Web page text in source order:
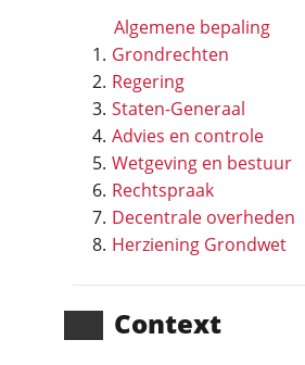
Algemene bepaling
Grondrechten
Regering
Staten-Generaal
Advies en controle
Wetgeving en bestuur
Rechtspraak
Decentrale overheden
Herziening Grondwet
Context